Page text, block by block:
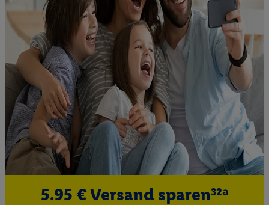
5.95 € Versand sparen³²ᵃ